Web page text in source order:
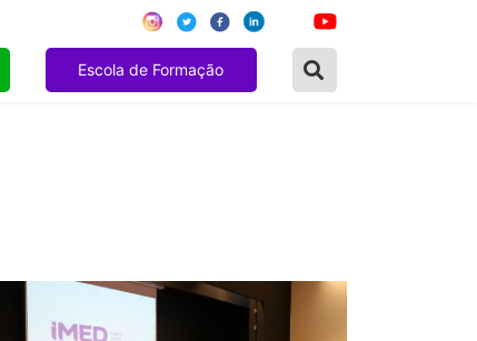
Escola de Formação